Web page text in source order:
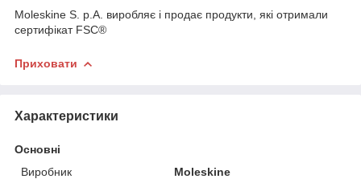
Moleskine S. p.A. виробляє і продає продукти, які отримали
сертифікат FSC®
Приховати
Характеристики
Основні
Виробник
Moleskine